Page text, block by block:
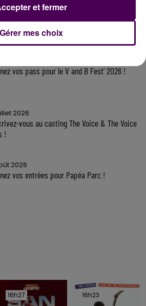
vos pass pour le V and B Fest' 2026 !
2026
vous au casting The Voice & The Voice
!
2026
vos entrées pour Papéa Parc !
16h27
16h27 16h23
16h23
Gérer mes choix
et fermer